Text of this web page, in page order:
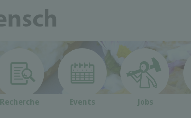
Recherche Events Jobs